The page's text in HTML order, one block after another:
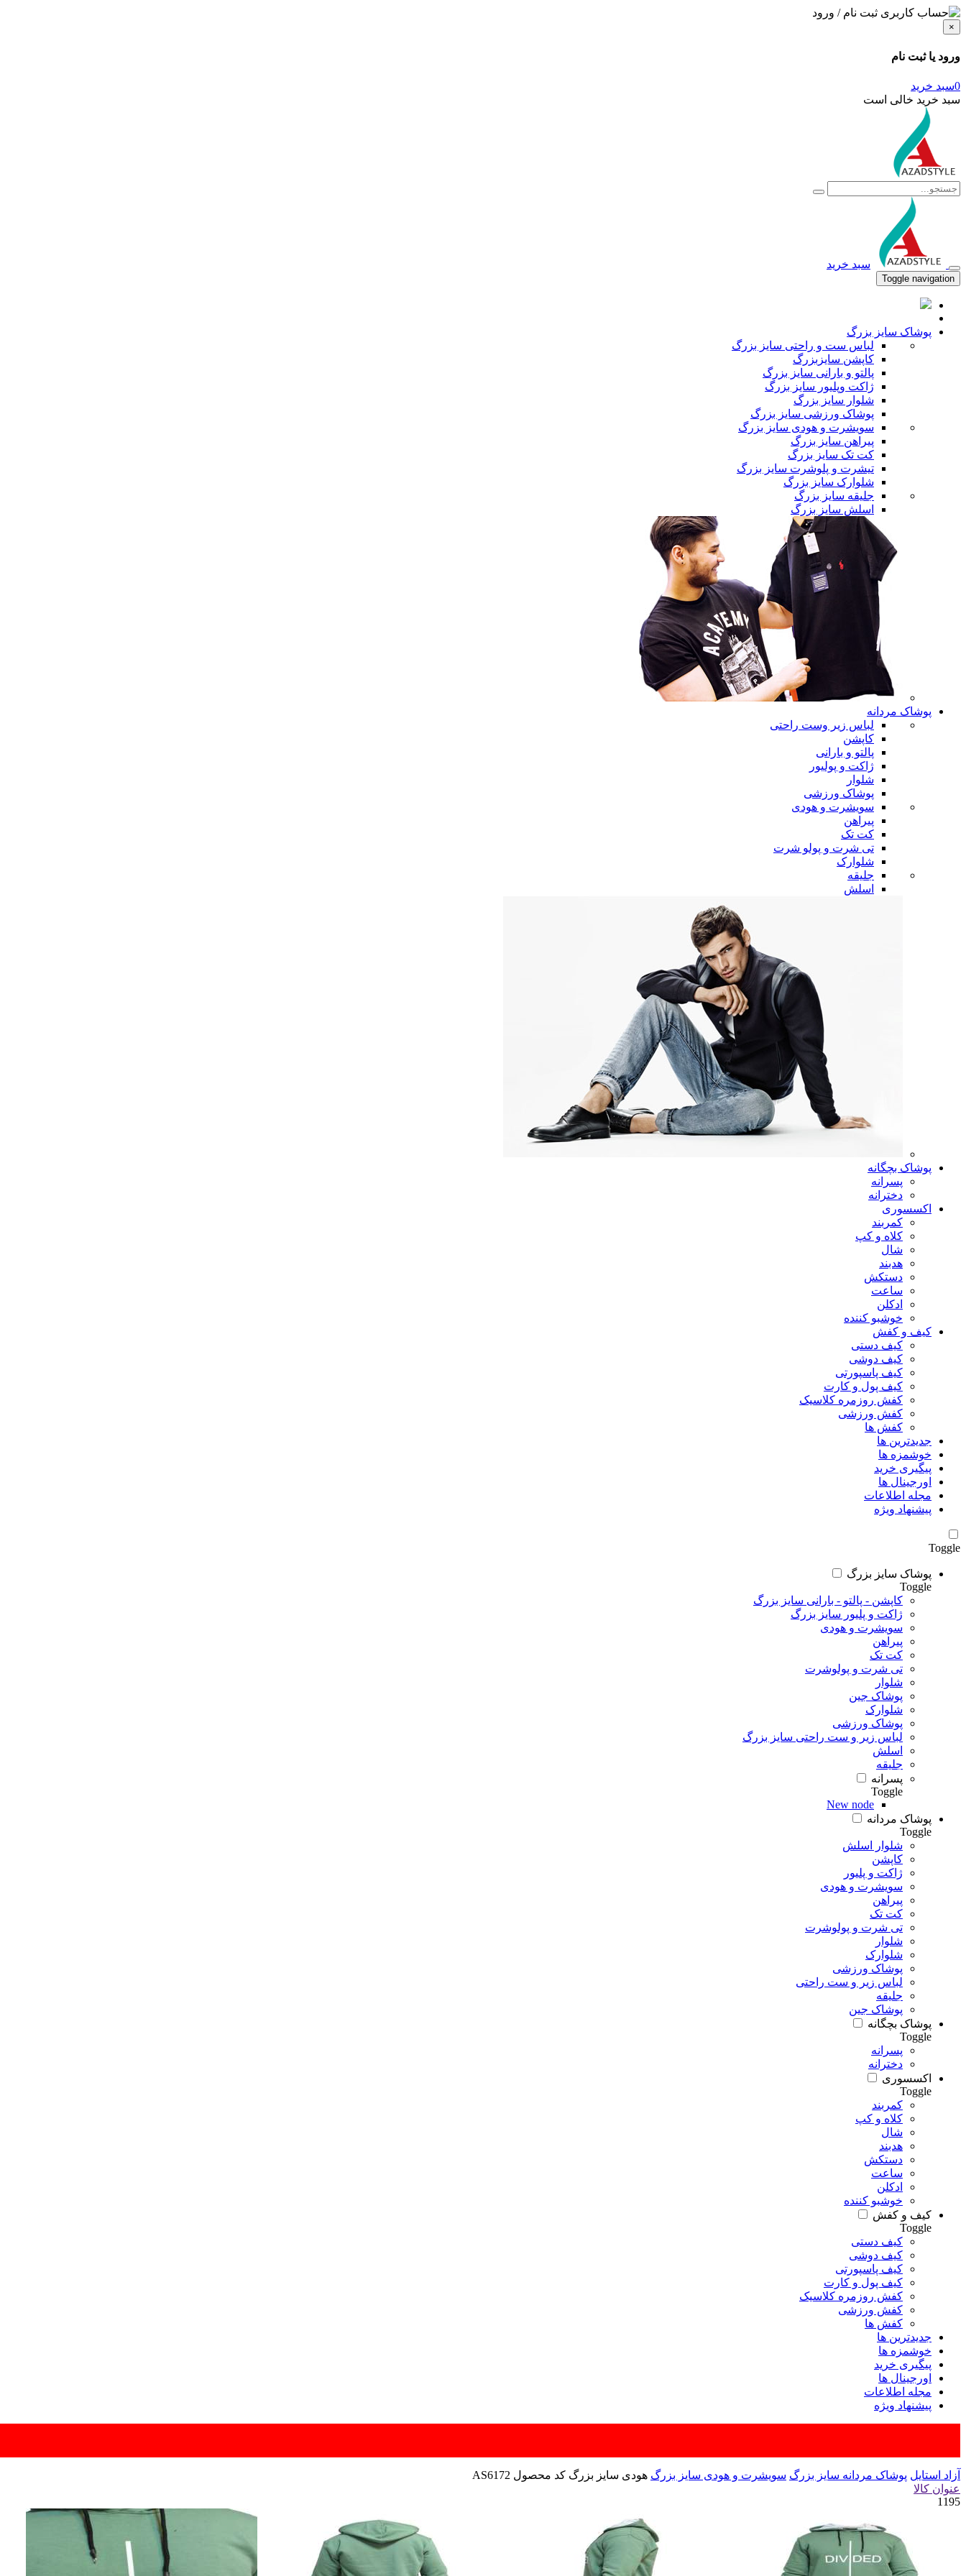
ثبت نام / ورود
×
ورود یا ثبت نام
0سبد خرید
سبد خرید خالی است
سبد خرید
Toggle navigation
پوشاک سایز بزرگ
لباس ست و راحتی سایز بزرگ
کاپشن سایزبزرگ
پالتو و بارانی سایز بزرگ
ژاکت وپلیور سایز بزرگ
شلوار سایز بزرگ
پوشاک ورزشی سایز بزرگ
سویشرت و هودی سایز بزرگ
پیراهن سایز بزرگ
کت تک سایز بزرگ
تیشرت و پلوشرت سایز بزرگ
شلوارک سایز بزرگ
جلیقه سایز بزرگ
اسلش سایز بزرگ
پوشاک مردانه
لباس زیر وست راحتی
کاپشن
پالتو و بارانی
ژاکت و پولیور
شلوار
پوشاک ورزشی
سویشرت و هودی
پیراهن
کت تک
تی شرت و پولو شرت
شلوارک
جلیقه
اسلش
پوشاک بچگانه
پسرانه
دخترانه
اکسسوری
کمربند
کلاه و کپ
شال
هدبند
دستکش
ساعت
ادکلن
خوشبو کننده
کیف و کفش
کیف دستی
کیف دوشی
کیف پاسپورتی
کیف پول و کارت
کفش روزمره کلاسیک
کفش ورزشی
کفش ها
جدیدترین ها
خوشمزه ها
پیگیری خرید
اورجینال ها
مجله اطلاعات
پیشنهاد ویژه
Toggle
پوشاک سایز بزرگ
Toggle
کاپشن - پالتو - بارانی سایز بزرگ
ژاکت و پلیور سایز بزرگ
سویشرت و هودی
پیراهن
کت تک
تی شرت و پولوشرت
شلوار
پوشاک جین
شلوارک
پوشاک ورزشی
لباس زیر و ست راحتی سایز بزرگ
اسلش
جلیقه
پسرانه
Toggle
New node
پوشاک مردانه
Toggle
شلوار اسلش
کاپشن
ژاکت و پلیور
سویشرت و هودی
پیراهن
کت تک
تی شرت و پولوشرت
شلوار
شلوارک
پوشاک ورزشی
لباس زیر و ست راحتی
جلیقه
پوشاک جین
پوشاک بچگانه
Toggle
پسرانه
دخترانه
اکسسوری
Toggle
کمربند
کلاه و کپ
شال
هدبند
دستکش
ساعت
ادکلن
خوشبو کننده
کیف و کفش
Toggle
کیف دستی
کیف دوشی
کیف پاسپورتی
کیف پول و کارت
کفش روزمره کلاسیک
کفش ورزشی
کفش ها
جدیدترین ها
خوشمزه ها
پیگیری خرید
اورجینال ها
مجله اطلاعات
پیشنهاد ویژه
آزاد استایل پوشاک مردانه سایز بزرگ سویشرت و هودی سایز بزرگ هودی سایز بزرگ کد محصول AS6172
عنوان کالا
1195